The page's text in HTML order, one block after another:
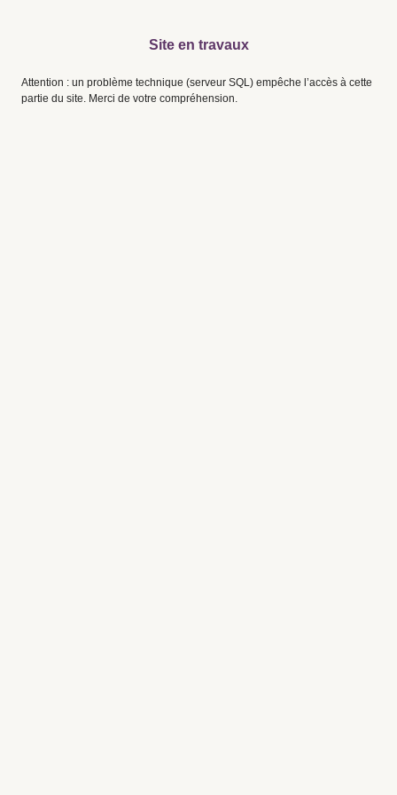
Site en travaux
Attention : un problème technique (serveur SQL) empêche l’accès à cette
partie du site. Merci de votre compréhension.